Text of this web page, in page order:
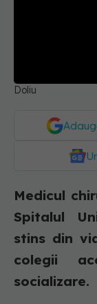
Doliu
Medicul
Spitalul
stins din
colegii
socializare.